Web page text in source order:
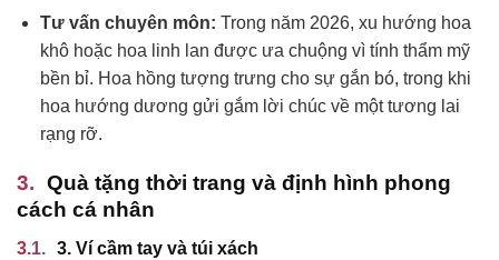
Tư vấn chuyên môn: Trong năm 2026, xu hướng hoa
khô hoặc hoa linh lan được ưa chuộng vì tính thẩm mỹ
bền bỉ. Hoa hồng tượng trưng cho sự gắn bó, trong khi
hoa hướng dương gửi gắm lời chúc về một tương lai
rạng rỡ.
Quà tặng thời trang và định hình phong
cách cá nhân
3. Ví cầm tay và túi xách